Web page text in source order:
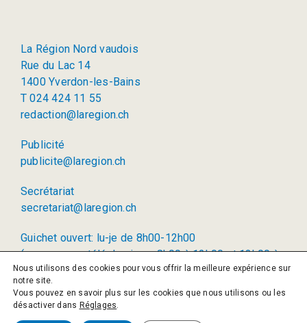
La Région Nord vaudois
Rue du Lac 14
1400 Yverdon-les-Bains
T 024 424 11 55
redaction@laregion.ch
Publicité
publicite@laregion.ch
Secrétariat
secretariat@laregion.ch
Guichet ouvert: lu-je de 8h00-12h00
(permanence téléphonique: 8h00 à 12h00 et 13h00 à
17h00)
© 2026 La Région SA
Politique de confidentialité
Nous utilisons des cookies pour vous offrir la meilleure expérience sur
notre site.
Vous pouvez en savoir plus sur les cookies que nous utilisons ou les
désactiver dans Réglages.